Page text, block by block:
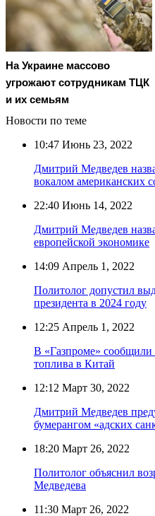
На Украине массово
угрожают сотрудникам ТЦК
и их семьям
Новости по теме
10:47 Июнь 23, 2022
Дмитрий Медведев
вокалом американских
22:40 Июнь 14, 2022
Дмитрий Медведев
европейской экономике
14:09 Апрель 1, 2022
Политолог допустил
президента в 2024 году
12:25 Апрель 1, 2022
В «Газпроме» сообщили
топлива в Китай
12:12 Март 30, 2022
Дмитрий Медведев
бумерангом «адских
18:20 Март 26, 2022
Политолог объяснил
Медведева
11:30 Март 26, 2022